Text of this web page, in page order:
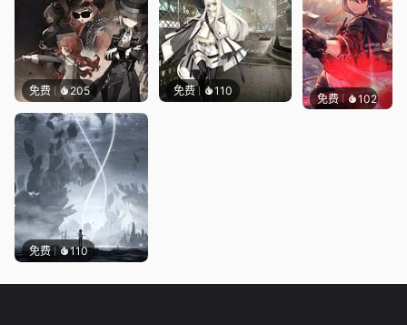
免费 205 免费 110
免费 110
免费 102Kyllar